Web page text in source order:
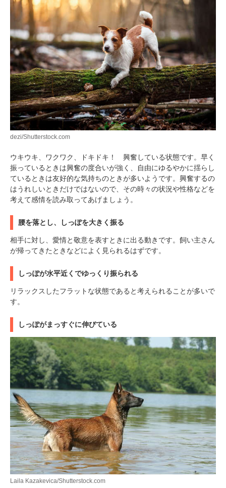
dezi/Shutterstock.com
ウキウキ、ワクワク、ドキドキ！ 興奮している状態です。早く
振っているときは興奮の度合いが強く、自由にゆるやかに揺らし
ているときは友好的な気持ちのときが多いようです。興奮するの
はうれしいときだけではないので、その時々の状況や性格などを
考えて感情を読み取ってあげましょう。
腰を落とし、しっぽを大きく振る
相手に対し、愛情と敬意を表すときに出る動きです。飼い主さん
が帰ってきたときなどによく見られるはずです。
しっぽが水平近くでゆっくり振られる
リラックスしたフラットな状態であると考えられることが多いで
す。
しっぽがまっすぐに伸びている
Laila Kazakevica/Shutterstock.com